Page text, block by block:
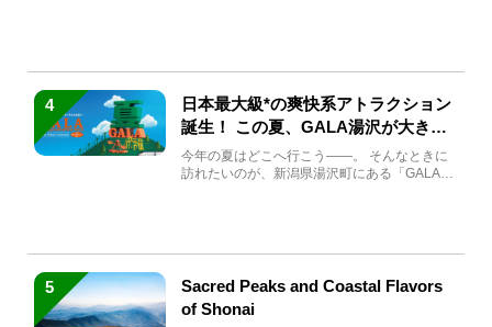
4
日本最大級*の爽快系アトラクション
誕生！ この夏、GALA湯沢が大きく
生まれ変わる
今年の夏はどこへ行こう――。 そんなときに
訪れたいのが、新潟県湯沢町にある「GALA湯
5
Sacred Peaks and Coastal Flavors
of Shonai